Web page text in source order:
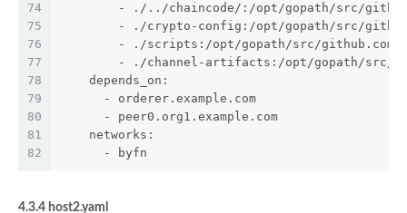
74
75
76
77
78
79
80
81
82
- ./../chaincode/:/opt/gopath/src/
- ./crypto-config:/opt/gopath/src/
- ./scripts:/opt/gopath/src/
- ./channel-artifacts:/opt/gopath/src/
    depends_on:
      - orderer.example.com
      - peer0.org1.example.com
    networks:
      - byfn
4.3.4 host2.yaml